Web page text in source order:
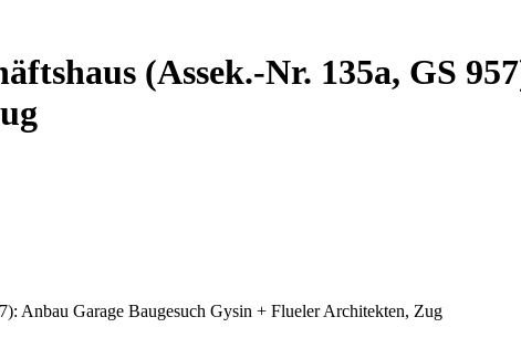
(Assek.-Nr. 135a, GS
Anbau Garage Baugesuch Gysin + Flueler Architekten, Zug